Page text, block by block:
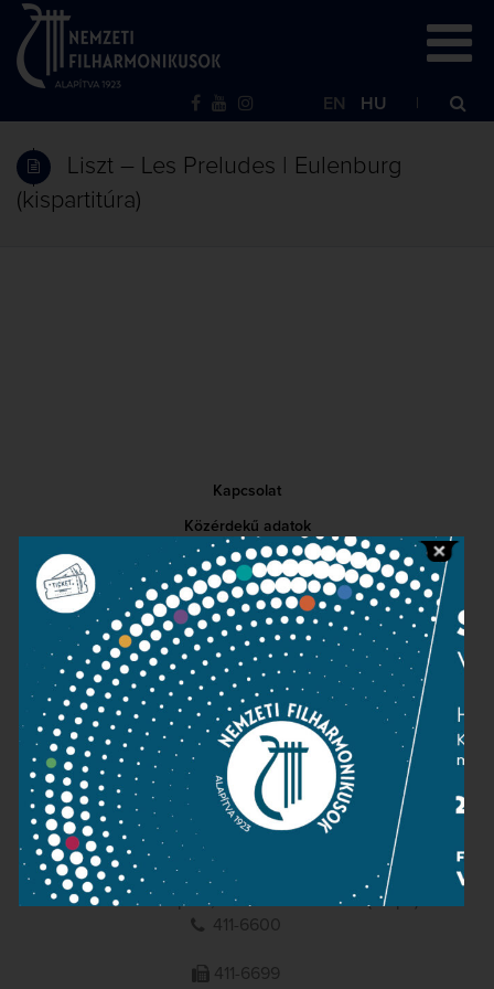
EN HU
Liszt – Les Preludes | Eulenburg
(kispartitúra)
Kapcsolat
Közérdekű adatok
Sajtószoba
Adatvédelem
Impresszum
NEMZETI
FILHARMONIKUSOK
1095 Budapest, Komor Marcell u. 1. (Müpa)
411-6600
411-6699